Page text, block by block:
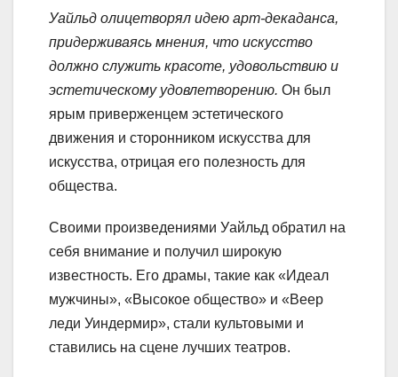
Уайльд олицетворял идею арт-декаданса,
придерживаясь мнения, что искусство
должно служить красоте, удовольствию и
эстетическому удовлетворению. Он был
ярым приверженцем эстетического
движения и сторонником искусства для
искусства, отрицая его полезность для
общества.
Своими произведениями Уайльд обратил на
себя внимание и получил широкую
известность. Его драмы, такие как «Идеал
мужчины», «Высокое общество» и «Веер
леди Уиндермир», стали культовыми и
ставились на сцене лучших театров.